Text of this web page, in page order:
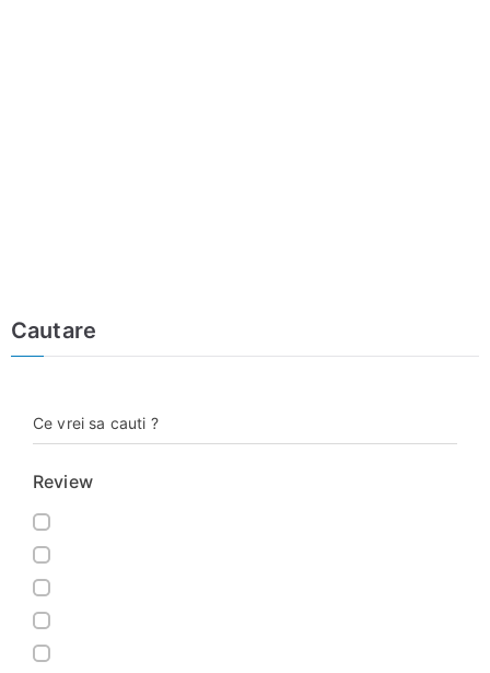
Cautare
Ce vrei sa cauti ?
Review